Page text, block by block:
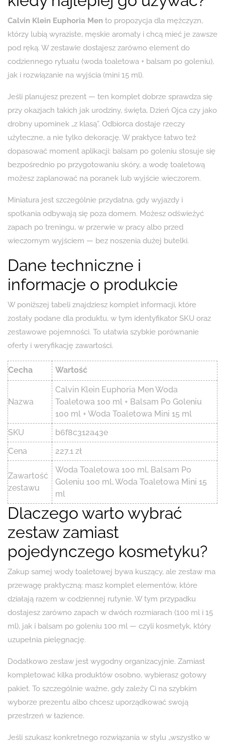
Calvin Klein Euphoria Men to propozycja dla mężczyzn,
którzy lubią wyraziste, męskie aromaty i chcą mieć je zawsze
pod ręką. W zestawie dostajesz zarówno element do
codziennego rytuału (woda toaletowa + balsam po goleniu),
jak i rozwiązanie na wyjścia (mini 15 ml).
Jeśli planujesz prezent — ten komplet dobrze sprawdza się
przy okazjach takich jak urodziny, święta, Dzień Ojca czy jako
drobny upominek „z klasą”. Odbiorca dostaje rzeczy
użyteczne, a nie tylko dekorację. W praktyce łatwo też
dopasować moment aplikacji: balsam po goleniu stosuje się
bezpośrednio po przygotowaniu skóry, a wodę toaletową
możesz zaplanować na poranek lub wyjście wieczorem.
Miniatura jest szczególnie przydatna, gdy wyjazdy i
spotkania odbywają się poza domem. Możesz odświeżyć
zapach po treningu, w przerwie w pracy albo przed
wieczornym wyjściem — bez noszenia dużej butelki.
Dane techniczne i
informacje o produkcie
W poniższej tabeli znajdziesz komplet informacji, które
zostały podane dla produktu, w tym identyfikator SKU oraz
zestawowe pojemności. To ułatwia szybkie porównanie
oferty i weryfikację zawartości.
Cecha Wartość
Nazwa
Calvin Klein Euphoria Men Woda
Toaletowa 100 ml + Balsam Po Goleniu
100 ml + Woda Toaletowa Mini 15 ml
SKU
b6f8c312a43e
Cena
227.1 zł
Zawartość
zestawu
Woda Toaletowa 100 ml, Balsam Po
Goleniu 100 ml, Woda Toaletowa Mini 15
ml
Dlaczego warto wybrać
zestaw zamiast
pojedynczego kosmetyku?
Zakup samej wody toaletowej bywa kuszący, ale zestaw ma
przewagę praktyczną: masz komplet elementów, które
działają razem w codziennej rutynie. W tym przypadku
dostajesz zarówno zapach w dwóch rozmiarach (100 ml i 15
ml), jak i balsam po goleniu 100 ml — czyli kosmetyk, który
uzupełnia pielęgnację.
Dodatkowo zestaw jest wygodny organizacyjnie. Zamiast
kompletować kilka produktów osobno, wybierasz gotowy
pakiet. To szczególnie ważne, gdy zależy Ci na szybkim
wyborze prezentu albo chcesz uporządkować swoją
przestrzeń w łazience.
Jeśli szukasz konkretnego rozwiązania w stylu „wszystko w